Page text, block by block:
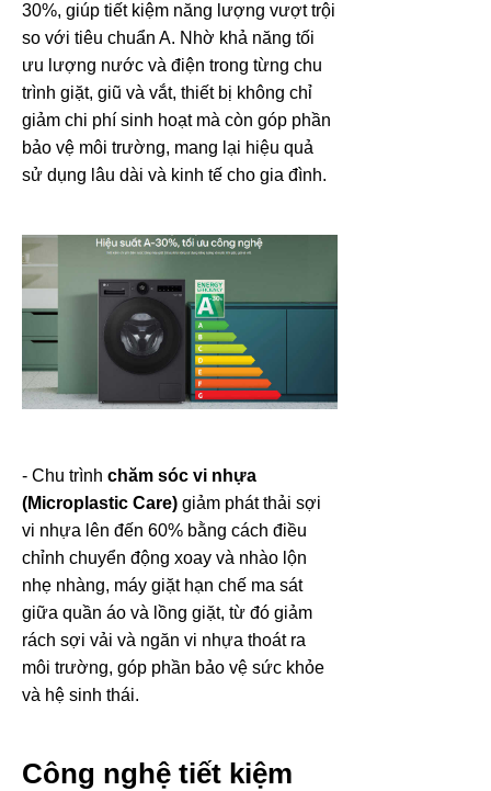
30%, giúp tiết kiệm năng lượng vượt trội
so với tiêu chuẩn A. Nhờ khả năng tối
ưu lượng nước và điện trong từng chu
trình giặt, giũ và vắt, thiết bị không chỉ
giảm chi phí sinh hoạt mà còn góp phần
bảo vệ môi trường, mang lại hiệu quả
sử dụng lâu dài và kinh tế cho gia đình.
- Chu trình chăm sóc vi nhựa
(Microplastic Care) giảm phát thải sợi
vi nhựa lên đến 60% bằng cách điều
chỉnh chuyển động xoay và nhào lộn
nhẹ nhàng, máy giặt hạn chế ma sát
giữa quần áo và lồng giặt, từ đó giảm
rách sợi vải và ngăn vi nhựa thoát ra
môi trường, góp phần bảo vệ sức khỏe
và hệ sinh thái.
Công nghệ tiết kiệm